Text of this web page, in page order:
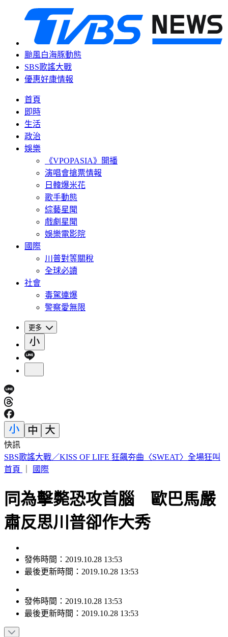
颱風白海豚動態
SBS歌謠大戰
優惠好康情報
首頁
即時
生活
政治
娛樂
《VPOPASIA》開播
演唱會搶票情報
日韓爆米花
歌手動態
綜藝星聞
戲劇星聞
娛樂電影院
國際
川普對等關稅
全球必讀
社會
毒駕連爆
警察愛無限
更多
快訊
美股那斯達克12/6起大變革 一天交易23小時
首頁
國際
同為擊斃恐攻首腦 歐巴馬嚴
肅反思川普卻作大秀
發佈時間：2019.10.28 13:53
最後更新時間：2019.10.28 13:53
發佈時間： 2019.10.28 13:53
最後更新時間： 2019.10.28 13:53